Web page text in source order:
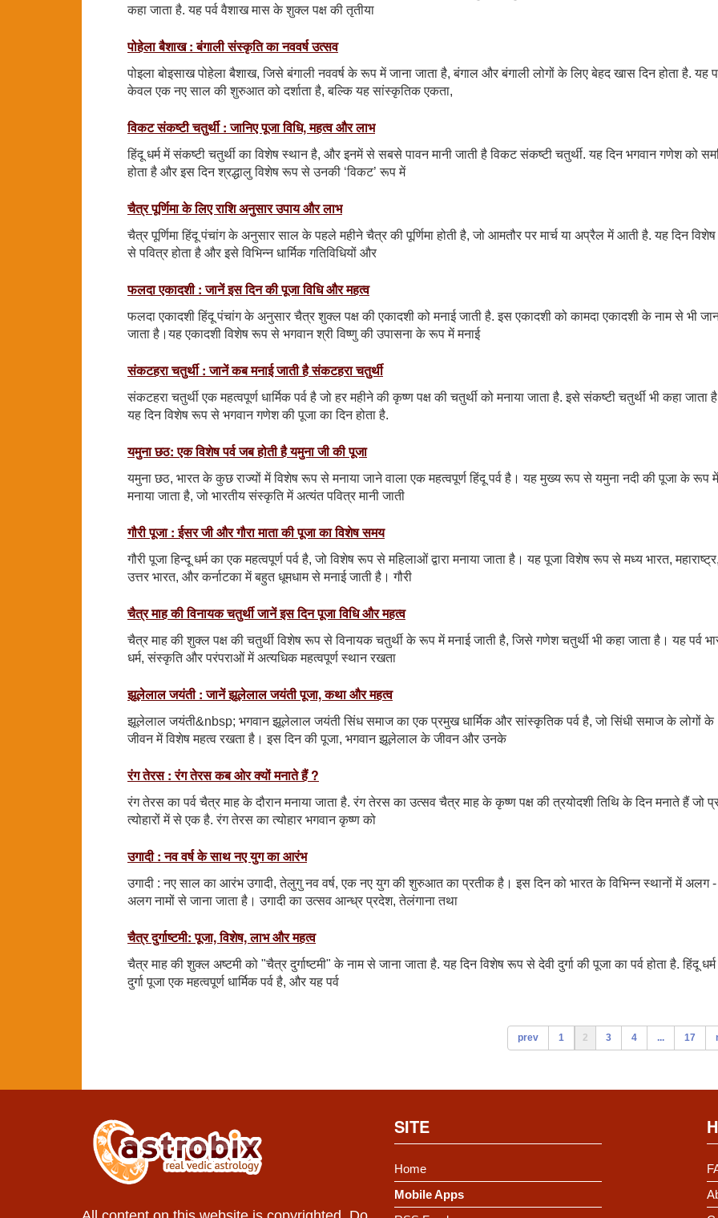
कहा जाता है. यह पर्व वैशाख मास के शुक्ल पक्ष की तृतीया
पोहेला बैशाख : बंगाली संस्कृति का नववर्ष उत्सव
पोइला बोइसाख पोहेला बैशाख, जिसे बंगाली नववर्ष के रूप में जाना जाता है, बंगाल और बंगाली लोगों के लिए बेहद खास दिन होता है. यह
केवल एक नए साल की शुरुआत को दर्शाता है, बल्कि यह सांस्कृतिक एकता,
विकट संकष्टी चतुर्थी : जानिए पूजा विधि, महत्व और लाभ
हिंदू धर्म में संकष्टी चतुर्थी का विशेष स्थान है, और इनमें से सबसे पावन मानी जाती है विकट संकष्टी चतुर्थी. यह दिन भगवान गणेश को
होता है और इस दिन श्रद्धालु विशेष रूप से उनकी ‘विकट’ रूप में
चैत्र पूर्णिमा के लिए राशि अनुसार उपाय और लाभ
चैत्र पूर्णिमा हिंदू पंचांग के अनुसार साल के पहले महीने चैत्र की पूर्णिमा होती है, जो आमतौर पर मार्च या अप्रैल में आती है. यह दिन
से पवित्र होता है और इसे विभिन्न धार्मिक गतिविधियों और
फलदा एकादशी : जानें इस दिन की पूजा विधि और महत्व
फलदा एकादशी हिंदू पंचांग के अनुसार चैत्र शुक्ल पक्ष की एकादशी को मनाई जाती है. इस एकादशी को कामदा एकादशी के नाम से भी
जाता है।यह एकादशी विशेष रूप से भगवान श्री विष्णु की उपासना के रूप में मनाई
संकटहरा चतुर्थी : जानें कब मनाई जाती है संकटहरा चतुर्थी
संकटहरा चतुर्थी एक महत्वपूर्ण धार्मिक पर्व है जो हर महीने की कृष्ण पक्ष की चतुर्थी को मनाया जाता है. इसे संकष्टी चतुर्थी भी कहा जाता
यह दिन विशेष रूप से भगवान गणेश की पूजा का दिन होता है.
यमुना छठ: एक विशेष पर्व जब होती है यमुना जी की पूजा
यमुना छठ, भारत के कुछ राज्यों में विशेष रूप से मनाया जाने वाला एक महत्वपूर्ण हिंदू पर्व है। यह मुख्य रूप से यमुना नदी की पूजा के रूप में
मनाया जाता है, जो भारतीय संस्कृति में अत्यंत पवित्र मानी जाती
गौरी पूजा : ईसर जी और गौरा माता की पूजा का विशेष समय
गौरी पूजा हिन्दू धर्म का एक महत्वपूर्ण पर्व है, जो विशेष रूप से महिलाओं द्वारा मनाया जाता है। यह पूजा विशेष रूप से मध्य भारत, महाराष्ट्र,
उत्तर भारत, और कर्नाटका में बहुत धूमधाम से मनाई जाती है। गौरी
चैत्र माह की विनायक चतुर्थी जानें इस दिन पूजा विधि और महत्व
चैत्र माह की शुक्ल पक्ष की चतुर्थी विशेष रूप से विनायक चतुर्थी के रूप में मनाई जाती है, जिसे गणेश चतुर्थी भी कहा जाता है। यह पर्व
धर्म, संस्कृति और परंपराओं में अत्यधिक महत्वपूर्ण स्थान रखता
झूलेलाल जयंती : जानें झूलेलाल जयंती पूजा, कथा और महत्व
झूलेलाल जयंती&nbsp; भगवान झूलेलाल जयंती सिंध समाज का एक प्रमुख धार्मिक और सांस्कृतिक पर्व है, जो सिंधी समाज के लोगों के
जीवन में विशेष महत्व रखता है। इस दिन की पूजा, भगवान झूलेलाल के जीवन और उनके
रंग तेरस : रंग तेरस कब ओर क्यों मनाते हैं ?
रंग तेरस का पर्व चैत्र माह के दौरान मनाया जाता है. रंग तेरस का उत्सव चैत्र माह के कृष्ण पक्ष की त्रयोदशी तिथि के दिन मनाते हैं जो
त्योहारों में से एक है. रंग तेरस का त्योहार भगवान कृष्ण को
उगादी : नव वर्ष के साथ नए युग का आरंभ
उगादी : नए साल का आरंभ उगादी, तेलुगु नव वर्ष, एक नए युग की शुरुआत का प्रतीक है। इस दिन को भारत के विभिन्न स्थानों में अलग -
अलग नामों से जाना जाता है। उगादी का उत्सव आन्ध्र प्रदेश, तेलंगाना तथा
चैत्र दुर्गाष्टमी: पूजा, विशेष, लाभ और महत्व
चैत्र माह की शुक्ल अष्टमी को "चैत्र दुर्गाष्टमी" के नाम से जाना जाता है. यह दिन विशेष रूप से देवी दुर्गा की पूजा का पर्व होता है. हिंदू
दुर्गा पूजा एक महत्वपूर्ण धार्मिक पर्व है, और यह पर्व
prev 1 2 3 4 ... 17
SITE
Home
Mobile Apps